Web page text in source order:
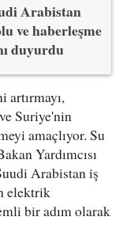
Arabistan
ve haberleşme
duyurdu
Suriye'nin
amaçlıyor. Su
Yardımcısı
Arabistan iş
elektrik
bir adım olarak